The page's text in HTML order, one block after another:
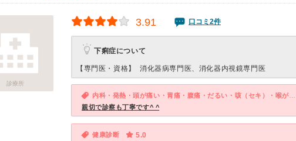
診療所
3.91 口コミ2件
下痢症について
【専門医・資格】 消化器病専門医、消化器内視鏡専門医
内科・発熱・頭が痛い・胃痛・腹痛・だるい・咳（セキ）・喉が痛い・体調不良・急性の下痢
親切で診察も丁寧です^ ^
健康診断 5.0